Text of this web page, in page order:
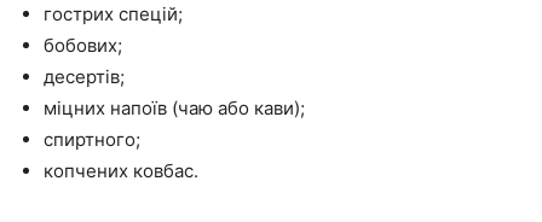
гострих спецій;
бобових;
десертів;
міцних напоїв (чаю або кави);
спиртного;
копчених ковбас.